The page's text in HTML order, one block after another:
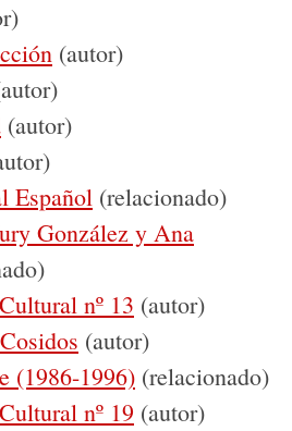
(autor)
(autor)
Español (relacionado)
González y Ana
nº 13 (autor)
(autor)
(1986-1996) (relacionado)
nº 19 (autor)